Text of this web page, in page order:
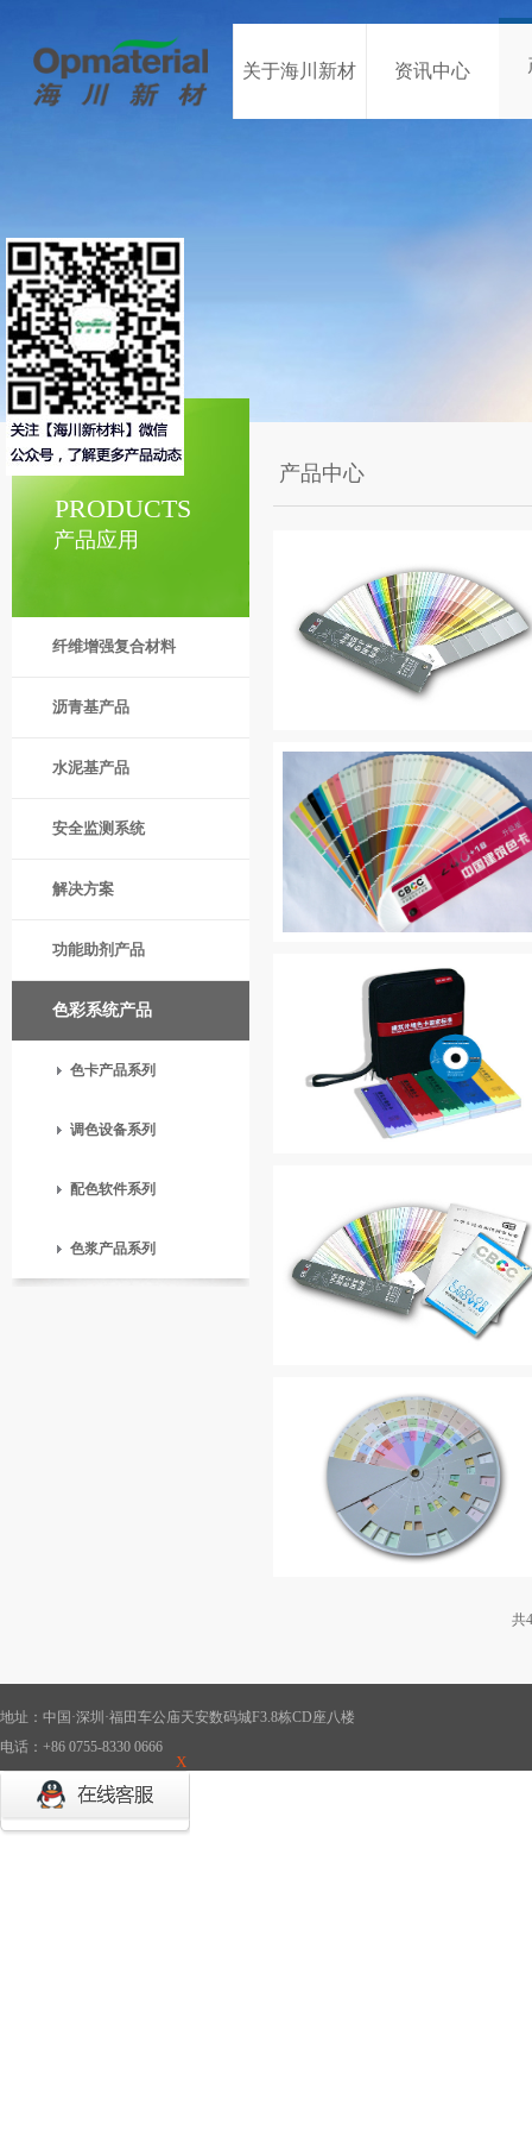
关于海川新材 资讯中心
产品应用
PRODUCTS
纤维增强复合材料
沥青基产品
水泥基产品
安全监测系统
解决方案
功能助剂产品
色彩系统产品
色卡产品系列
调色设备系列
配色软件系列
色浆产品系列
产品中心
共
地址：中国·深圳·福田车公庙天安数码城F3.8栋CD座八楼
电话：+86 0755-8330 0666
X